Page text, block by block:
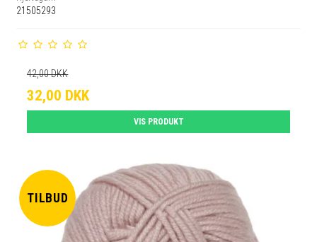
21505293
42,00 DKK
32,00 DKK
VIS PRODUKT
TILBUD